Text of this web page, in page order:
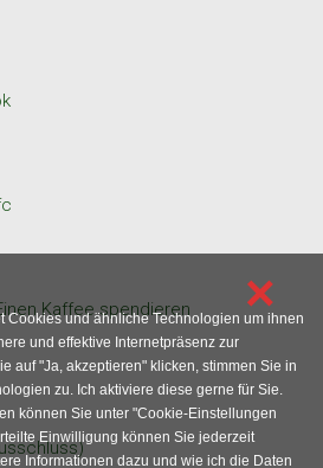
Kaffee spendieren ×
Cookies und ähnliche Technologien um ihnen
und effektive Internetpräsenz zur
auf "Ja, akzeptieren" klicken, stimmen Sie in
zu. Ich aktiviere diese gerne für Sie.
können Sie unter "Cookie-Einstellungen
Einwilligung können Sie jederzeit
Informationen dazu und wie ich die Daten